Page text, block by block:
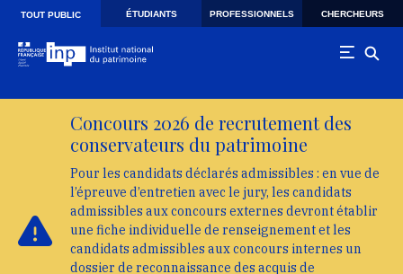
Skip to main navigation
Aller au contenu principal
TOUT PUBLIC ÉTUDIANTS PROFESSIONNELS CHERCHEURS
Concours 2026 de recrutement des
conservateurs du patrimoine
Pour les candidats déclarés admissibles : en vue de
l’épreuve d’entretien avec le jury, les candidats
admissibles aux concours externes devront établir
une fiche individuelle de renseignement et les
candidats admissibles aux concours internes un
dossier de reconnaissance des acquis de